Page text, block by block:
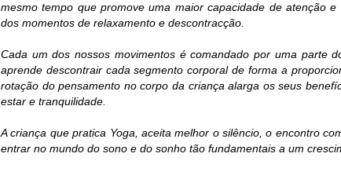
mesmo tempo que promove uma maior capacidade de atenção
dos momentos de relaxamento e descontracção.
Cada um dos nossos movimentos é comandado por uma parte
aprende descontrair cada segmento corporal de forma a
rotação do pensamento no corpo da criança alarga os seus
estar e tranquilidade.
A criança que pratica Yoga, aceita melhor o silêncio, o encontro
entrar no mundo do sono e do sonho tão fundamentais a um